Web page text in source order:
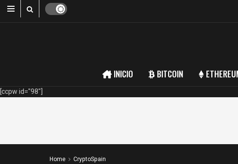
INICIO BITCOIN
[ccpw id="98"]
Home CryptoSpain